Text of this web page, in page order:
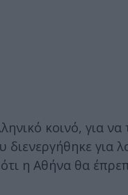
κοινό, για
για
η Αθήνα θα